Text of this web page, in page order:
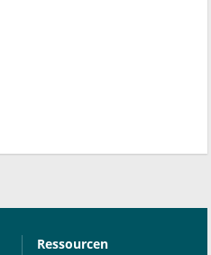
Ressourcen